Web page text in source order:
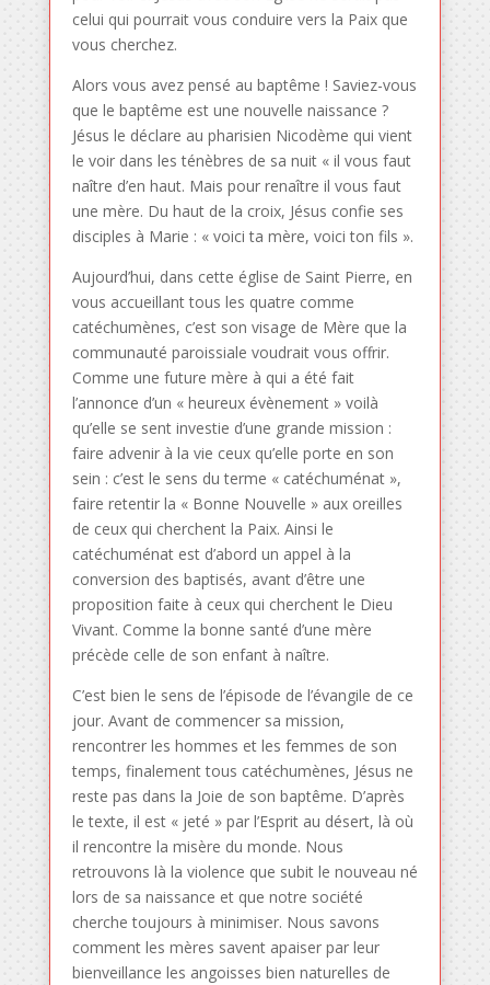
celui qui pourrait vous conduire vers la Paix que
vous cherchez.
Alors vous avez pensé au baptême ! Saviez-vous
que le baptême est une nouvelle naissance ?
Jésus le déclare au pharisien Nicodème qui vient
le voir dans les ténèbres de sa nuit « il vous faut
naître d’en haut. Mais pour renaître il vous faut
une mère. Du haut de la croix, Jésus confie ses
disciples à Marie : « voici ta mère, voici ton fils ».
Aujourd’hui, dans cette église de Saint Pierre, en
vous accueillant tous les quatre comme
catéchumènes, c’est son visage de Mère que la
communauté paroissiale voudrait vous offrir.
Comme une future mère à qui a été fait
l’annonce d’un « heureux évènement » voilà
qu’elle se sent investie d’une grande mission :
faire advenir à la vie ceux qu’elle porte en son
sein : c’est le sens du terme « catéchuménat »,
faire retentir la « Bonne Nouvelle » aux oreilles
de ceux qui cherchent la Paix. Ainsi le
catéchuménat est d’abord un appel à la
conversion des baptisés, avant d’être une
proposition faite à ceux qui cherchent le Dieu
Vivant. Comme la bonne santé d’une mère
précède celle de son enfant à naître.
C’est bien le sens de l’épisode de l’évangile de ce
jour. Avant de commencer sa mission,
rencontrer les hommes et les femmes de son
temps, finalement tous catéchumènes, Jésus ne
reste pas dans la Joie de son baptême. D’après
le texte, il est « jeté » par l’Esprit au désert, là où
il rencontre la misère du monde. Nous
retrouvons là la violence que subit le nouveau né
lors de sa naissance et que notre société
cherche toujours à minimiser. Nous savons
comment les mères savent apaiser par leur
bienveillance les angoisses bien naturelles de